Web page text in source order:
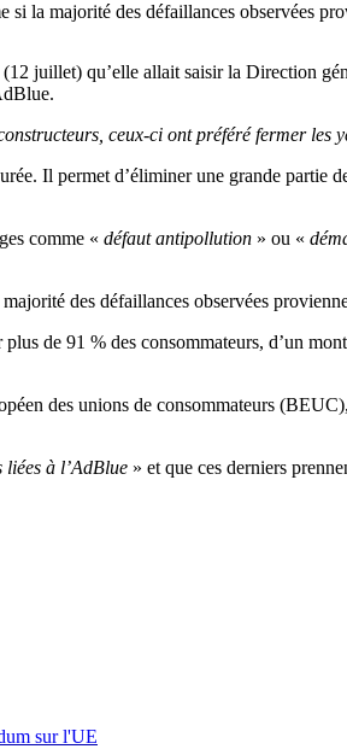
si la majorité des défaillances observées
juillet) qu’elle allait saisir la Direction
ceux-ci ont préféré fermer les
Il permet d’éliminer une grande partie
comme « défaut antipollution » ou «
des défaillances observées
de 91 % des consommateurs, d’un
des unions de consommateurs
liées à l’AdBlue » et que ces derniers
sur l'UE